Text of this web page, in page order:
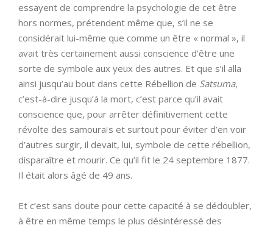
essayent de comprendre la psychologie de cet être
hors normes, prétendent même que, s’il ne se
considérait lui-même que comme un être « normal », il
avait très certainement aussi conscience d’être une
sorte de symbole aux yeux des autres. Et que s’il alla
ainsi jusqu’au bout dans cette Rébellion de Satsuma,
c’est-à-dire jusqu’à la mort, c’est parce qu’il avait
conscience que, pour arrêter définitivement cette
révolte des samouraïs et surtout pour éviter d’en voir
d’autres surgir, il devait, lui, symbole de cette rébellion,
disparaître et mourir. Ce qu’il fit le 24 septembre 1877.
Il était alors âgé de 49 ans.
Et c’est sans doute pour cette capacité à se dédoubler,
à être en même temps le plus désintéressé des